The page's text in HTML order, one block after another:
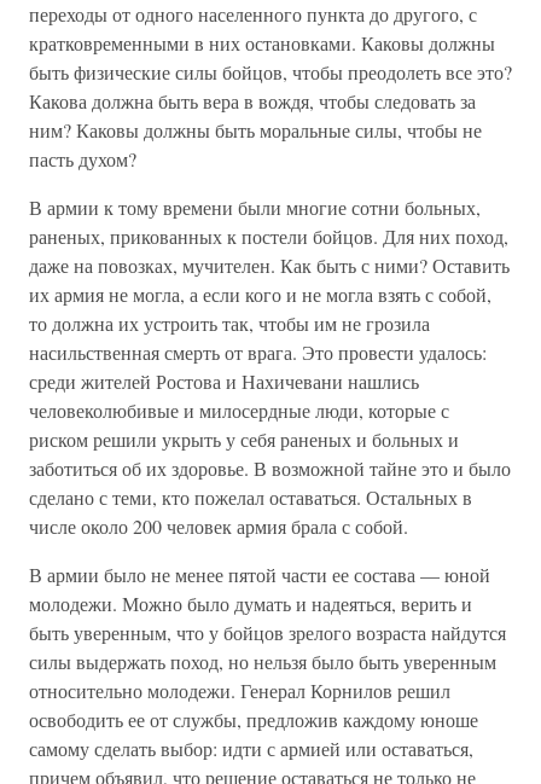
переходы от одного населенного пункта до другого, с
кратковременными в них остановками. Каковы должны
быть физические силы бойцов, чтобы преодолеть все это?
Какова должна быть вера в вождя, чтобы следовать за
ним? Каковы должны быть моральные силы, чтобы не
пасть духом?
В армии к тому времени были многие сотни больных,
раненых, прикованных к постели бойцов. Для них поход,
даже на повозках, мучителен. Как быть с ними? Оставить
их армия не могла, а если кого и не могла взять с собой,
то должна их устроить так, чтобы им не грозила
насильственная смерть от врага. Это провести удалось:
среди жителей Ростова и Нахичевани нашлись
человеколюбивые и милосердные люди, которые с
риском решили укрыть у себя раненых и больных и
заботиться об их здоровье. В возможной тайне это и было
сделано с теми, кто пожелал оставаться. Остальных в
числе около 200 человек армия брала с собой.
В армии было не менее пятой части ее состава — юной
молодежи. Можно было думать и надеяться, верить и
быть уверенным, что у бойцов зрелого возраста найдутся
силы выдержать поход, но нельзя было быть уверенным
относительно молодежи. Генерал Корнилов решил
освободить ее от службы, предложив каждому юноше
самому сделать выбор: идти с армией или оставаться,
причем объявил, что решение оставаться не только не